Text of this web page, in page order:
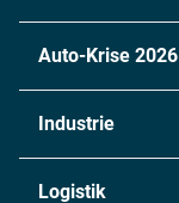
Auto-Krise 2026
Industrie
Logistik